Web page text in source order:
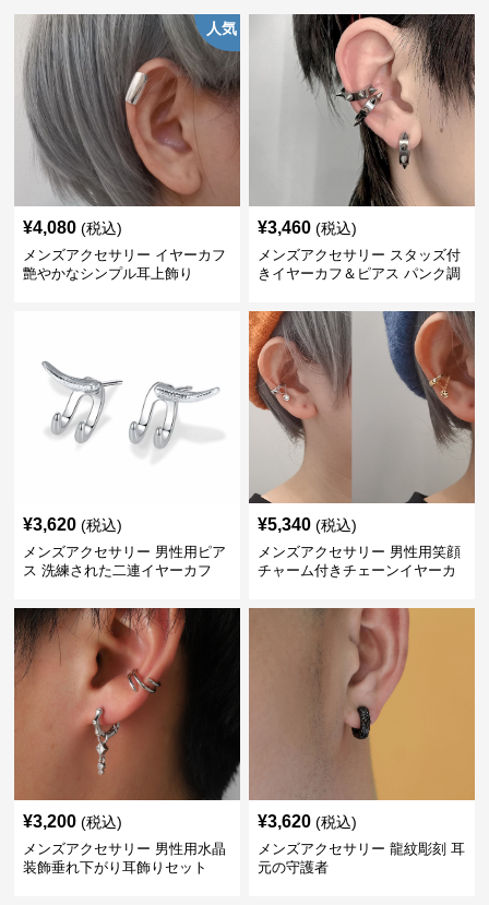
人気
¥4,080 (税込)
メンズアクセサリー イヤーカフ
艶やかなシンプル耳上飾り
¥3,460 (税込)
メンズアクセサリー スタッズ付
きイヤーカフ＆ピアス パンク調
¥3,620 (税込)
メンズアクセサリー 男性用ピア
ス 洗練された二連イヤーカフ
¥5,340 (税込)
メンズアクセサリー 男性用笑顔
チャーム付きチェーンイヤーカ
¥3,200 (税込)
メンズアクセサリー 男性用水晶
装飾垂れ下がり耳飾りセット
¥3,620 (税込)
メンズアクセサリー 龍紋彫刻 耳
元の守護者